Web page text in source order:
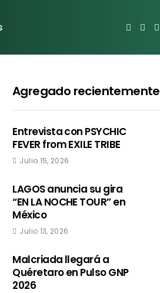
Agregado recientemente
Entrevista con PSYCHIC
FEVER from EXILE TRIBE
Julio 15, 2026
LAGOS anuncia su gira
“EN LA NOCHE TOUR” en
México
Julio 13, 2026
Malcriada llegará a
Quéretaro en Pulso GNP
2026